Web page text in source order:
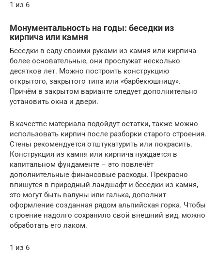
1 из 6
Монументальность на годы: беседки из
кирпича или камня
Беседки в саду своими руками из камня или кирпича
более основательные, они прослужат несколько
десятков лет. Можно построить конструкцию
открытого, закрытого типа или «барбекюшницу».
Причём в закрытом варианте следует дополнительно
установить окна и двери.
В качестве материала подойдут остатки, также можно
использовать кирпич после разборки старого строения.
Стены рекомендуется отштукатурить или покрасить.
Конструкция из камня или кирпича нуждается в
капитальном фундаменте – это повлечёт
дополнительные финансовые расходы. Прекрасно
впишутся в природный ландшафт и беседки из камня,
это могут быть валуны или галька, дополнит
оформление созданная рядом альпийская горка. Чтобы
строение надолго сохранило свой внешний вид, можно
обработать его лаком.
1 из 6